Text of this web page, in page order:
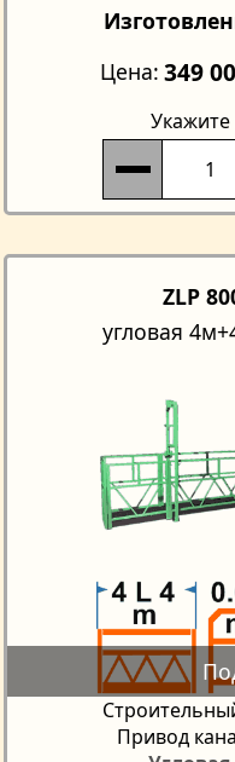
Цена 349
Укажите
ZLP
угловая
Привод